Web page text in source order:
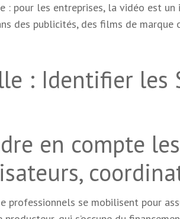
: pour les entreprises, la vidéo est un
des publicités, des films de marque
: Identifier les
en compte
professionnels se mobilisent pour